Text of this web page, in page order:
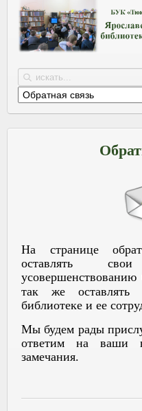
На странице
оставлять
усовершенствованию
так же оставлять
библиотеке и ее
Мы будем рады
ответим на ваши
замечания.